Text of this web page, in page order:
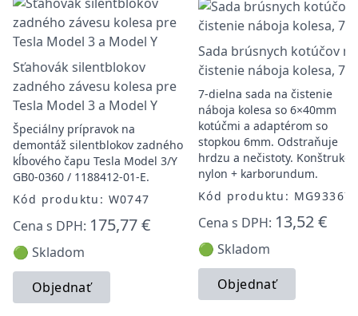
Sťahovák silentblokov
zadného závesu kolesa pre
Tesla Model 3 a Model Y
Špeciálny prípravok na
demontáž silentblokov zadného
kĺbového čapu Tesla Model 3/Y
GB0-0360 / 1188412-01-E.
Kód produktu: W0747
Cena s DPH: 175,77 €
🟢 Skladom
Objednať
Sada brúsnych kotúčov na
čistenie náboja kolesa, 7ks
7-dielna sada na čistenie
náboja kolesa so 6×40mm
kotúčmi a adaptérom so
stopkou 6mm. Odstraňuje
hrdzu a nečistoty.
nylon + karborundum.
Kód produktu: MG93367
Cena s DPH: 13,52 €
🟢 Skladom
Objednať